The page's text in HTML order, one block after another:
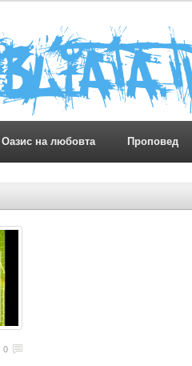
Оазис на любовта Проповед
0